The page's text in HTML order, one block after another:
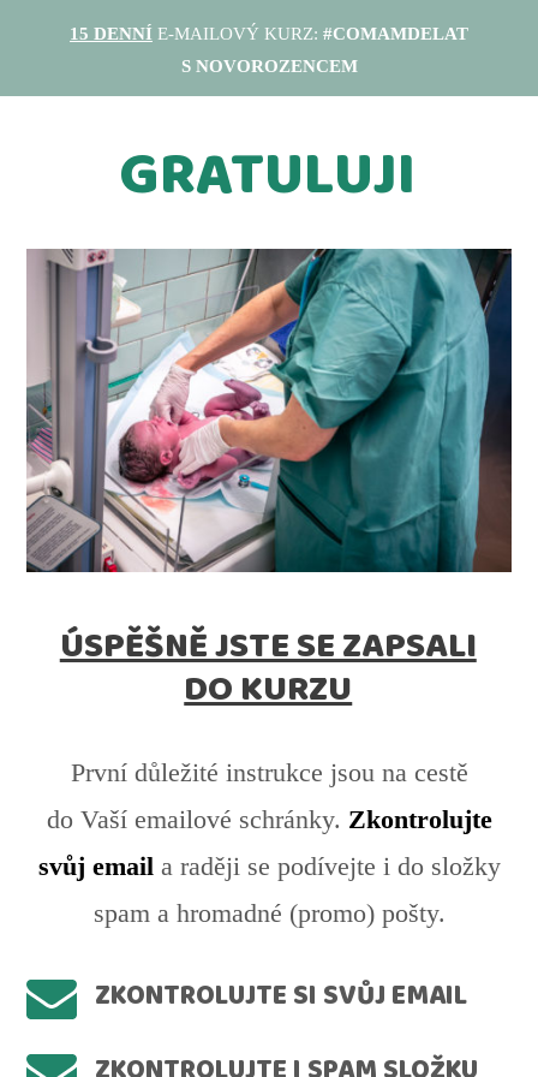
15 DENNÍ E-MAILOVÝ KURZ: #COMAMDELAT
S NOVOROZENCEM
GRATULUJI
ÚSPĚŠNĚ JSTE SE ZAPSALI
DO KURZU
První důležité instrukce jsou na cestě
do Vaší emailové schránky. Zkontrolujte
svůj email a raději se podívejte i do složky
spam a hromadné (promo) pošty.
ZKONTROLUJTE SI SVŮJ EMAIL